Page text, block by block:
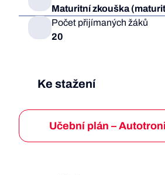
Maturitní zkouška
Počet přijímaných žáků
20
Ke stažení
Učební plán –